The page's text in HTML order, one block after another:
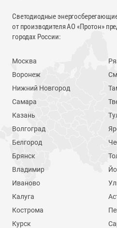
Светодиодные
от производителя АО «Протон»
городах России:
Москва
Воронеж
Нижний Новгород
Самара
Казань
Волгоград
Белгород
Брянск
Владимир
Иваново
Калуга
Кострома
Курск